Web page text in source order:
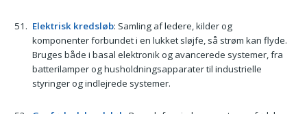
Elektrisk kredsløb: Samling af ledere, kilder og
komponenter forbundet i en lukket sløjfe, så strøm kan flyde.
Bruges både i basal elektronik og avancerede systemer, fra
batterilamper og husholdningsapparater til industrielle
styringer og indlejrede systemer.